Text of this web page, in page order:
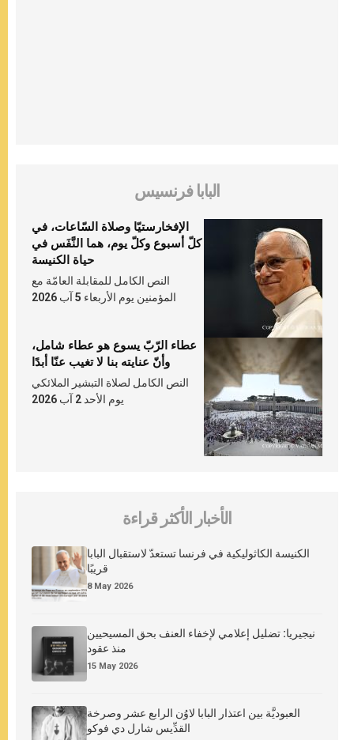
البابا فرنسيس
الإفخارستيّا وصلاة السّاعات، في
كلّ أسبوع وكلّ يوم، هما النَّفَس في
حياة الكنيسة
النص الكامل للمقابلة العامّة مع
المؤمنين يوم الأربعاء 5 آب 2026
عطاء الرّبّ يسوع هو عطاء شامل،
وأنّ عنايته بنا لا تغيب عنّا أبدًا
النص الكامل لصلاة التبشير الملائكي
يوم الأحد 2 آب 2026
الأخبار الأكثر قراءة
الكنيسة الكاثوليكية في فرنسا تستعدّ لاستقبال البابا
قريبًا
8 May 2026
نيجيريا: تضليل إعلامي لإخفاء العنف بحق المسيحيين
منذ عقود
15 May 2026
العبوديَّة بين اعتذار البابا لاوُن الرابع عشر وصرخة
القدِّيس شارل دي فوكو